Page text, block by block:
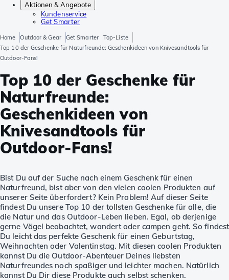
Aktionen & Angebote
Kundenservice
Get Smarter
Home Outdoor & Gear Get Smarter
Top-Liste
Top 10 der Geschenke für Naturfreunde: Geschenkideen von Knivesandtools für
Outdoor-Fans!
Top 10 der Geschenke für
Naturfreunde:
Geschenkideen von
Knivesandtools für
Outdoor-Fans!
Bist Du auf der Suche nach einem Geschenk für einen
Naturfreund, bist aber von den vielen coolen Produkten auf
unserer Seite überfordert? Kein Problem! Auf dieser Seite
findest Du unsere Top 10 der tollsten Geschenke für alle, die
die Natur und das Outdoor-Leben lieben. Egal, ob derjenige
gerne Vögel beobachtet, wandert oder campen geht. So findest
Du leicht das perfekte Geschenk für einen Geburtstag,
Weihnachten oder Valentinstag. Mit diesen coolen Produkten
kannst Du die Outdoor-Abenteuer Deines liebsten
Naturfreundes noch spaßiger und leichter machen. Natürlich
kannst Du Dir diese Produkte auch selbst schenken.